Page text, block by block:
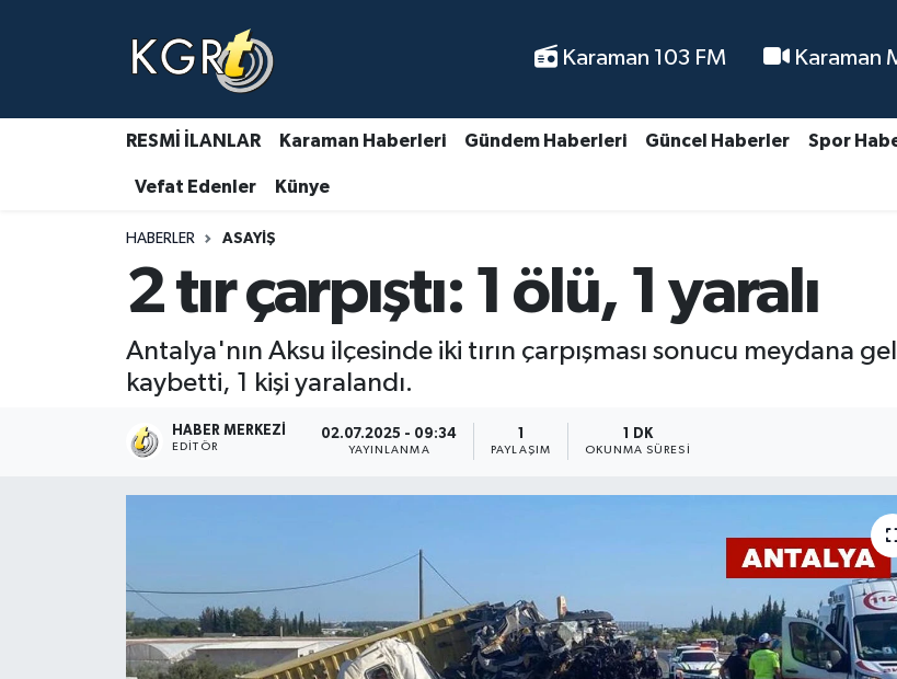
Karaman 103 FM Karaman
RESMİ İLANLAR Karaman Haberleri Gündem Haberleri Güncel Haberler Spor
Vefat Edenler Künye
HABERLER ASAYIŞ
2 tır çarpıştı: 1 ölü, 1 yaralı
Antalya'nın Aksu ilçesinde iki tırın çarpışması sonucu meydana
kaybetti, 1 kişi yaralandı.
HABER MERKEZI
EDITÖR
02.07.2025 - 09:34
YAYINLANMA
1
PAYLAŞIM
1 DK
OKUNMA SÜRESI
Karaman Haberleri
Gündem Haberleri
Güncel Haberler
Asayiş Haberleri
Ulusal Haberler